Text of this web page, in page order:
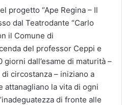
progetto “Ape Regina – Il
dal Teatrodante “Carlo
il Comune di
del professor Ceppi e
giorni dall’esame di maturità –
circostanza – iniziano a
attanagliano la vita di ogni
di fronte alle